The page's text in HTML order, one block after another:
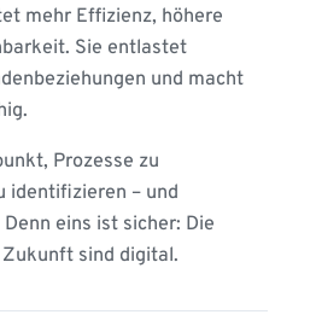
mehr Effizienz, höhere
Sie entlastet
und macht
Prozesse zu
identifizieren – und
eins ist sicher: Die
sind digital.